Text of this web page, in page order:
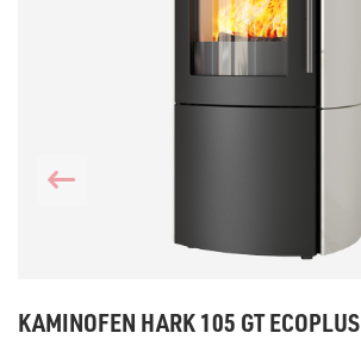
KAMINOFEN HARK 105 GT ECOPLUS